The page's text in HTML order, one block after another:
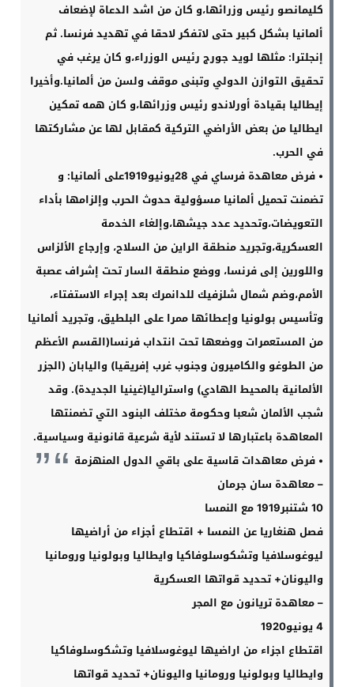
كليمانصو رئيس وزرائها،و كان من اشد الدعاة لإضعاف
ألمانيا بشكل كبير حتى لاتفكر لاحقا في تهديد فرنسا. ثم
إنجلترا: مثلها لويد جورج رئيس الوزراء،و كان يرغب في
تحقيق التوازن الدولي وتبنى موقف ولسن من ألمانيا.وأخيرا
إيطاليا بقيادة أورلاندو رئيس وزرائها،و كان همه تمكين
ايطاليا من بعض الأراضي التركية كمقابل لها عن مشاركتها
في الحرب.
•
فرض معاهدة فرساي في 28يونيو1919على ألمانيا: و
تضمنت تحميل ألمانيا مسؤولية حدوث الحرب وإلزامها بأداء
التعويضات،وتحديد عدد جيشها،وإلغاء الخدمة
العسكرية،وتجريد منطقة الراين من السلاح، وإرجاع الألزاس
واللورين إلى فرنسا، ووضع منطقة السار تحت إشراف عصبة
الأمم،وضم شمال شلزفيك للدانمرك بعد إجراء الاستفتاء،
وتأسيس بولونيا وإعطائها ممرا على البلطيق، وتجريد ألمانيا
من المستعمرات ووضعها تحت انتداب فرنسا(القسم الأعظم
من الطوغو والكاميرون وجنوب غرب إفريقيا) واليابان (الجزر
الألمانية بالمحيط الهادي) واستراليا(غينيا الجديدة). وقد
شجب الألمان شعبا وحكومة مختلف البنود التي تضمنتها
المعاهدة باعتبارها لا تستند لأية شرعية قانونية وسياسية.
•فرض معاهدات قاسية على باقي الدول المنهزمة
–معاهدة سان جرمان
10 شتنبر1919مع النمسا
فصل هنغاريا عن النمسا + اقتطاع أجزاء من أراضيها
ليوغوسلافيا وتشكوسلوفاكيا وايطاليا وبولونيا ورومانيا
واليونان+ تحديد قواتها العسكرية
–معاهدة تريانون مع المجر
4يونيو1920
اقتطاع اجزاء من اراضيها ليوغوسلافيا وتشكوسلوفاكيا
وايطاليا وبولونيا ورومانيا واليونان+ تحديد قواتها